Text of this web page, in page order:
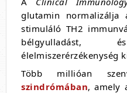
glutamin normalizálja
stimuláló TH2
élelmiszerérzékenység
Több millióan
szindrómában, amely